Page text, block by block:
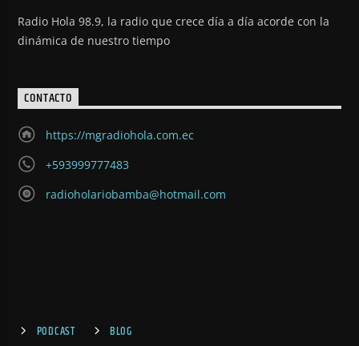
Radio Hola 98.9, la radio que crece día a día acorde con la
dinámica de nuestro tiempo
CONTACTO
https://mgradiohola.com.ec
+593999777483
radioholariobamba@hotmail.com
PODCAST BLOG